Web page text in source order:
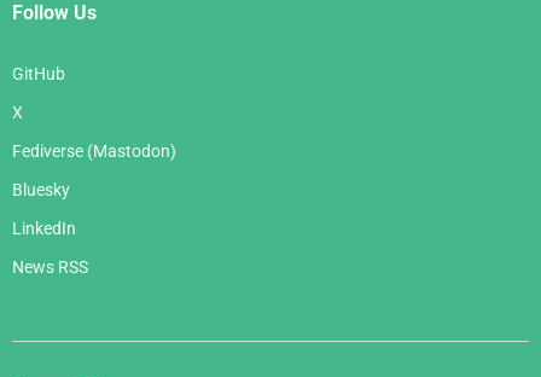
Follow Us
GitHub
X
Fediverse (Mastodon)
Bluesky
LinkedIn
News RSS